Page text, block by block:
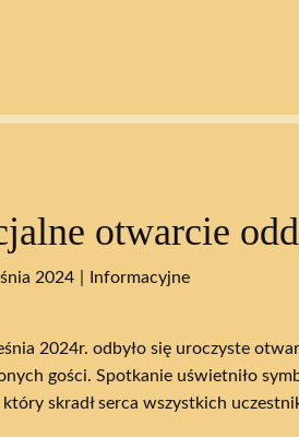
otwarcie
2024 Informacyjne
2024r. odbyło się uroczyste
gości. Spotkanie uświetniło
skradł serca wszystkich